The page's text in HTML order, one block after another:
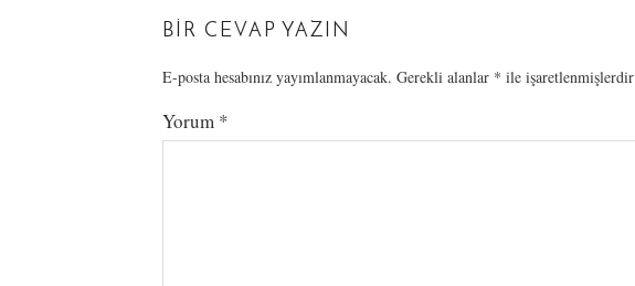
BIR CEVAP YAZIN
E-posta hesabınız yayımlanmayacak. Gerekli alanlar * ile işaretlenmişlerdir
Yorum *